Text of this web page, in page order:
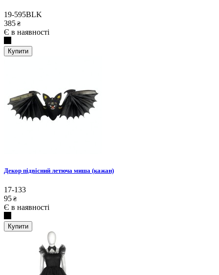
19-595BLK
385 ₴
Є в наявності
Купити
Декор підвісний летюча миша (кажан)
17-133
95 ₴
Є в наявності
Купити